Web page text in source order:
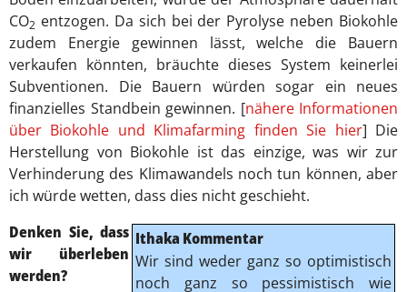
CO2 entzogen. Da sich bei der Pyrolyse neben Biokohle
zudem Energie gewinnen lässt, welche die Bauern
verkaufen könnten, bräuchte dieses System keinerlei
Subventionen. Die Bauern würden sogar ein neues
finanzielles Standbein gewinnen. [nähere Informationen
über Biokohle und Klimafarming finden Sie hier] Die
Herstellung von Biokohle ist das einzige, was wir zur
Verhinderung des Klimawandels noch tun können, aber
ich würde wetten, dass dies nicht geschieht.
Ithaka Kommentar
Wir sind weder ganz so optimistisch
noch ganz so pessimistisch wie
Denken Sie, dass
wir überleben
werden?